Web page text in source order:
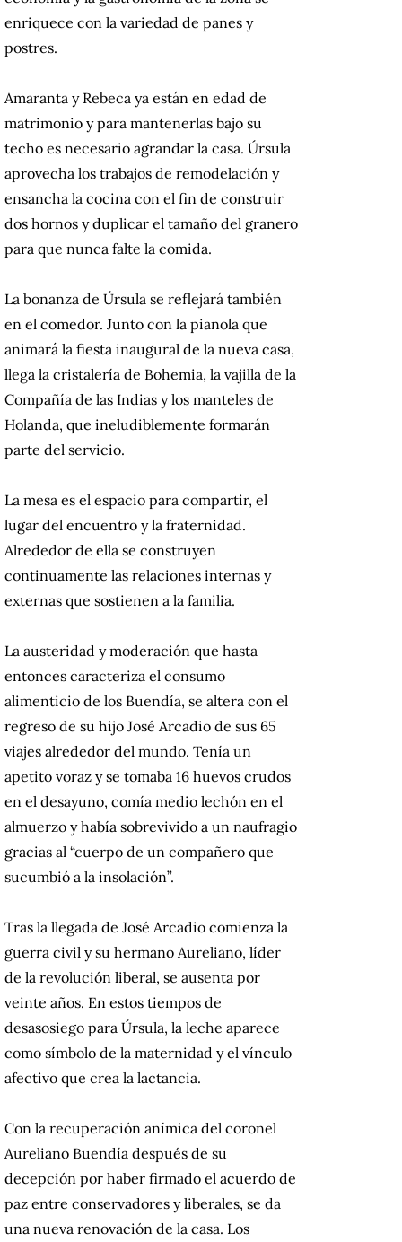
enriquece con la variedad de panes y
postres.
Amaranta y Rebeca ya están en edad de
matrimonio y para mantenerlas bajo su
techo es necesario agrandar la casa. Úrsula
aprovecha los trabajos de remodelación y
ensancha la cocina con el fin de construir
dos hornos y duplicar el tamaño del granero
para que nunca falte la comida.
La bonanza de Úrsula se reflejará también
en el comedor. Junto con la pianola que
animará la fiesta inaugural de la nueva casa,
llega la cristalería de Bohemia, la vajilla de la
Compañía de las Indias y los manteles de
Holanda, que ineludiblemente formarán
parte del servicio.
La mesa es el espacio para compartir, el
lugar del encuentro y la fraternidad.
Alrededor de ella se construyen
continuamente las relaciones internas y
externas que sostienen a la familia.
La austeridad y moderación que hasta
entonces caracteriza el consumo
alimenticio de los Buendía, se altera con el
regreso de su hijo José Arcadio de sus 65
viajes alrededor del mundo. Tenía un
apetito voraz y se tomaba 16 huevos crudos
en el desayuno, comía medio lechón en el
almuerzo y había sobrevivido a un naufragio
gracias al “cuerpo de un compañero que
sucumbió a la insolación”.
Tras la llegada de José Arcadio comienza la
guerra civil y su hermano Aureliano, líder
de la revolución liberal, se ausenta por
veinte años. En estos tiempos de
desasosiego para Úrsula, la leche aparece
como símbolo de la maternidad y el vínculo
afectivo que crea la lactancia.
Con la recuperación anímica del coronel
Aureliano Buendía después de su
decepción por haber firmado el acuerdo de
paz entre conservadores y liberales, se da
una nueva renovación de la casa. Los